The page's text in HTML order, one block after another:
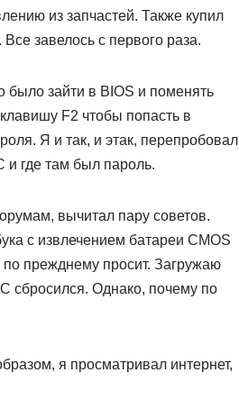
из запчастей. Также купил
завелось с первого раза.
было зайти в BIOS и поменять
F2 чтобы попасть в
Я и так, и этак, перепробовал
и где там был пароль.
вычитал пару советов.
с извлечением батареи CMOS
прежднему просит. Загружаю
сбросился. Однако, почему по
я просматривал интернет,